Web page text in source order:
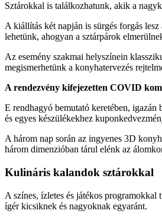
Sztárokkal is találkozhatunk, akik a
A kiállítás két napján is sürgés forgás
lehetünk, ahogyan a sztárpárok
Az esemény szakmai helyszínein
megismerhetünk a konyhatervezés
A rendezvény kifejezetten COVID
E rendhagyó bemutató keretében,
és egyes készülékekhez
A három nap során az ingyenes 3D
három dimenzióban tárul elénk az
Kulináris kalandok sztárokkal
A színes, ízletes és játékos
ígér kicsiknek és nagyoknak egyaránt.